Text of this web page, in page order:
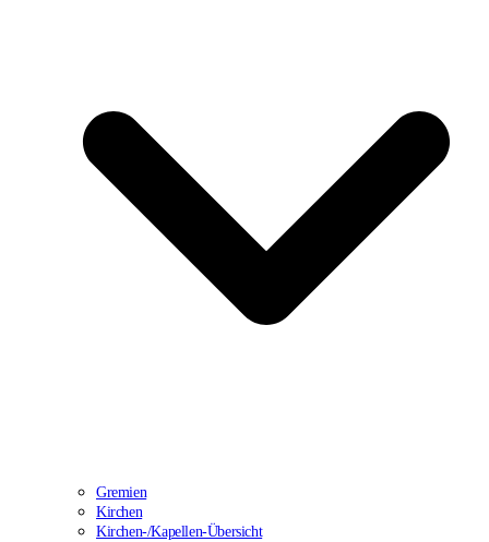
Gremien
Kirchen
Kirchen-/Kapellen-Übersicht